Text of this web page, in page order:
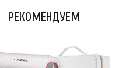
РЕКОМЕНДУЕМ